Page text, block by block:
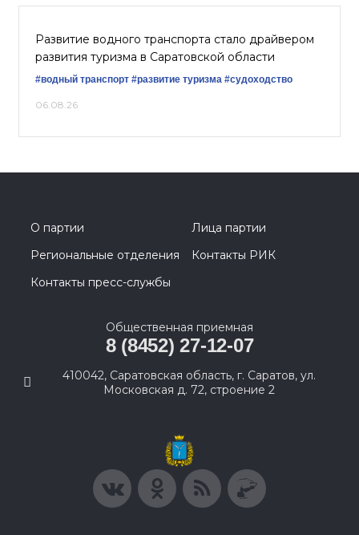
Развитие водного транспорта стало драйвером
развития туризма в Саратовской области
#водный транспорт #развитие туризма #судоходство
06.08.26
О партии
Лица партии
Региональные отделения
Контакты РИК
Контакты пресс-службы
Общественная приемная
8 (8452) 27-12-07
410042, Саратовская область, г. Саратов, ул.
Московская д. 72, строение 2